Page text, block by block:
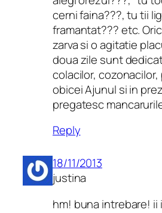
cerni faina???, tu tii
framantat??? etc.
zarva si o agitatie
doua zile sunt
colacilor, cozonacilor,
obicei Ajunul si in
pregatesc
Reply
18/11/2013
justina
hm! buna intrebare!